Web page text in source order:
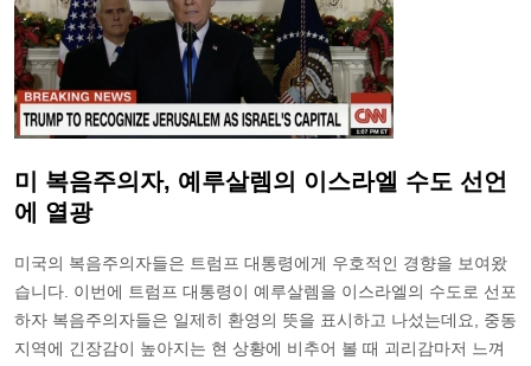
미 복음주의자, 예루살렘의 이스라엘 수도 선언
에 열광
미국의 복음주의자들은 트럼프 대통령에게 우호적인 경향을 보여왔
습니다. 이번에 트럼프 대통령이 예루살렘을 이스라엘의 수도로 선포
하자 복음주의자들은 일제히 환영의 뜻을 표시하고 나섰는데요, 중동
지역에 긴장감이 높아지는 현 상황에 비추어 볼 때 괴리감마저 느껴